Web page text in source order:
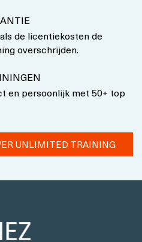
de licentiekosten de
overschrijden.
en persoonlijk met 50+ top
UNLIMITED TRAINING